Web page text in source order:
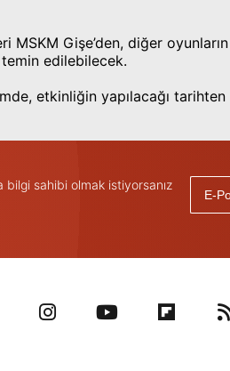
MSKM Gişe’den, diğer oyunların
edilebilecek.
etkinliğin yapılacağı tarihten
bilgi sahibi olmak istiyorsanız